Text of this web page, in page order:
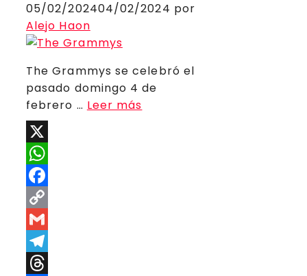
05/02/202404/02/2024 por
Alejo Haon
The Grammys se celebró el
pasado domingo 4 de
febrero … Leer más
X
WhatsApp
Facebook
Copy
Link
Gmail
Telegram